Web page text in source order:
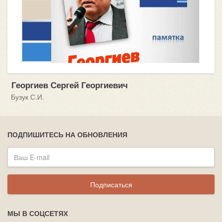
Георгиев Сергей Георгиевич
Бузук С.И.
ПОДПИШИТЕСЬ НА ОБНОВЛЕНИЯ
Подписаться
МЫ В СОЦСЕТЯХ